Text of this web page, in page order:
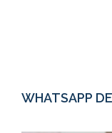
WHATSAPP